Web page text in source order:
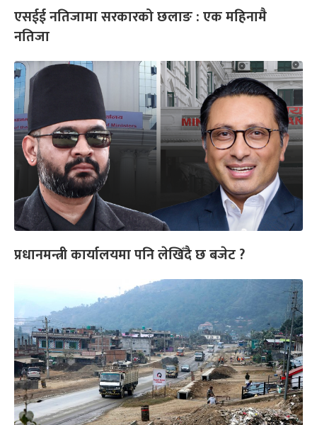
एसईई नतिजामा सरकारको छलाङ : एक महिनामै
नतिजा
प्रधानमन्त्री कार्यालयमा पनि लेखिँदै छ बजेट ?